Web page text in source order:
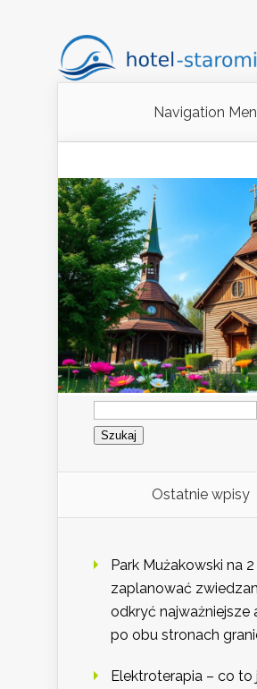
Navigation
Szukaj:
Ostatnie wpisy
Park Mużakowski na 2
zaplanować
odkryć najważniejsze
po obu stronach
Elektroterapia – co to